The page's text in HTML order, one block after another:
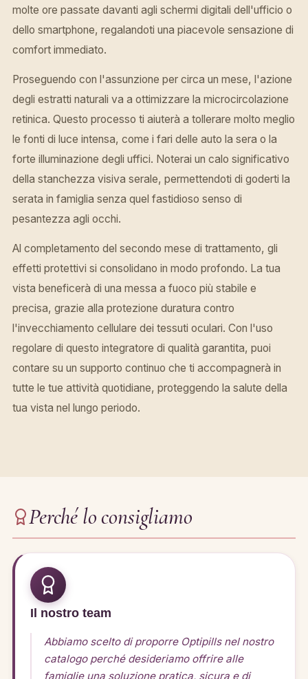
molte ore passate davanti agli schermi digitali dell'ufficio o
dello smartphone, regalandoti una piacevole sensazione di
comfort immediato.
Proseguendo con l'assunzione per circa un mese, l'azione
degli estratti naturali va a ottimizzare la microcircolazione
retinica. Questo processo ti aiuterà a tollerare molto meglio
le fonti di luce intensa, come i fari delle auto la sera o la
forte illuminazione degli uffici. Noterai un calo significativo
della stanchezza visiva serale, permettendoti di goderti la
serata in famiglia senza quel fastidioso senso di
pesantezza agli occhi.
Al completamento del secondo mese di trattamento, gli
effetti protettivi si consolidano in modo profondo. La tua
vista beneficerà di una messa a fuoco più stabile e
precisa, grazie alla protezione duratura contro
l'invecchiamento cellulare dei tessuti oculari. Con l'uso
regolare di questo integratore di qualità garantita, puoi
contare su un supporto continuo che ti accompagnerà in
tutte le tue attività quotidiane, proteggendo la salute della
tua vista nel lungo periodo.
Perché lo consigliamo
Il nostro team
Abbiamo scelto di proporre Optipills nel nostro
catalogo perché desideriamo offrire alle
famiglie una soluzione pratica, sicura e di